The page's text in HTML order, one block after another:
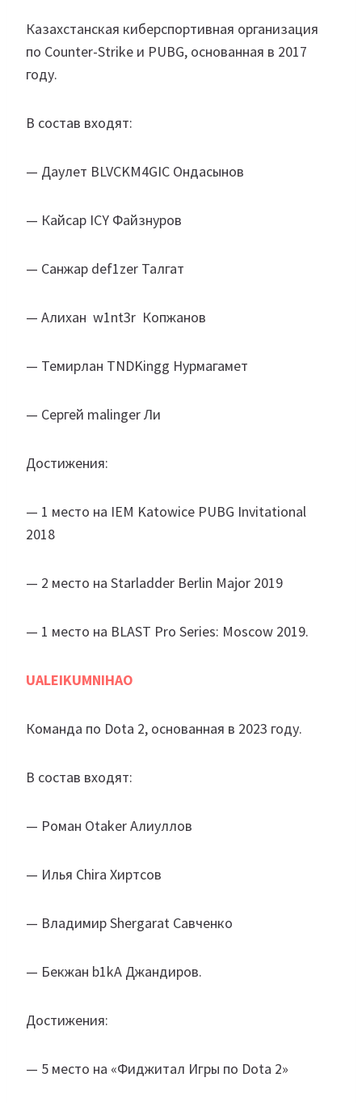
Казахстанская киберспортивная организация
по Counter-Strike и PUBG, основанная в 2017
году.
В состав входят:
— Даулет BLVCKM4GIC Ондасынов
— Кайсар ICY Файзнуров
— Санжар def1zer Талгат
— Алихан w1nt3r Копжанов
— Темирлан TNDKingg Нурмагамет
— Сергей malinger Ли
Достижения:
— 1 место на IEM Katowice PUBG Invitational
2018
— 2 место на Starladder Berlin Major 2019
— 1 место на BLAST Pro Series: Moscow 2019.
UALEIKUMNIHAO
Команда по Dota 2, основанная в 2023 году.
В состав входят:
— Роман Otaker Алиуллов
— Илья Chira Хиртсов
— Владимир Shergarat Савченко
— Бекжан b1kA Джандиров.
Достижения:
— 5 место на «Фиджитал Игры по Dota 2»